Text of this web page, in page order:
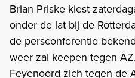
Brian Priske kiest
onder de lat bij de
de persconferentie
weer zal keepen tegen
Feyenoord zich tegen de